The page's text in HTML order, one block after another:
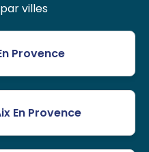
villes
Provence
En Provence